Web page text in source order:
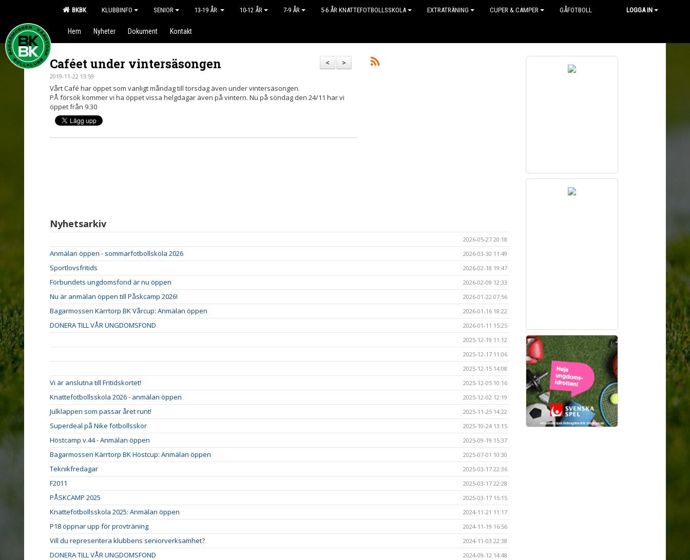
BKBK KLUBBINFO SENIOR 13-19 ÅR 10-12 ÅR 7-9 ÅR 5-6 ÅR KNATTEFOTBOLLSSKOLA EXTRATRÄNING CUPER & CAMPER GÅFOTBOLL LOGGA IN
Hem Nyheter Dokument Kontakt
>
<
Caféet under vintersäsongen
2019-11-22 13:59
Vårt Café har öppet som vanligt måndag till torsdag även under vintersäsongen.
PÅ försök kommer vi ha öppet vissa helgdagar även på vintern. Nu på söndag den 24/11 har vi
öppet från 9.30
Nyhetsarkiv
2026-05-27 20:18
Anmälan öppen - sommarfotbollskola 2026 2026-03-30 11:49
Sportlovsfritids 2026-02-18 19:47
Förbundets ungdomsfond är nu öppen 2026-02-09 12:33
Nu är anmälan öppen till Påskcamp 2026! 2026-01-22 07:56
Bagarmossen Kärrtorp BK Vårcup: Anmälan öppen 2026-01-16 18:22
DONERA TILL VÅR UNGDOMSFOND
2026-01-11 15:25
2025-12-19 11:12
2025-12-17 11:06
2025-12-15 14:08
Vi är anslutna till Fritidskortet! 2025-12-05 10:16
Knattefotbollsskola 2026 - anmälan öppen 2025-12-02 12:19
Julklappen som passar året runt! 2025-11-25 14:22
Superdeal på Nike fotbollsskor 2025-10-24 13:15
Höstcamp v.44 - Anmälan öppen 2025-09-19 15:37
Bagarmossen Kärrtorp BK Höstcup: Anmälan öppen 2025-07-01 10:30
Teknikfredagar 2025-03-17 22:36
F2011 2025-03-17 22:28
PÅSKCAMP 2025 2025-03-17 15:15
Knattefotbollsskola 2025: Anmälan öppen 2024-11-21 11:17
P18 öppnar upp för provträning 2024-11-19 16:56
Vill du representera klubbens seniorverksamhet? 2024-11-03 22:38
DONERA TILL VÅR UNGDOMSFOND 2024-09-12 14:48